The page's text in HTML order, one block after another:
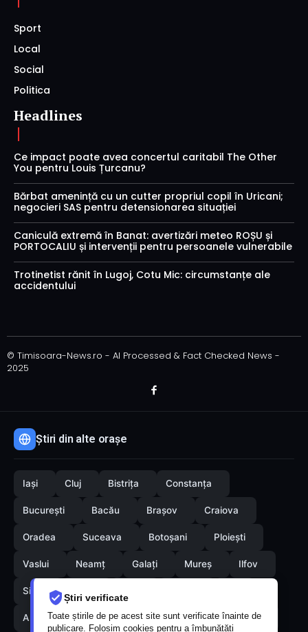
Știri verificate
Toate știrile de pe acest site sunt verificate înainte de
publicare. Folosim cookies pentru a îmbunătăți
Sport
Local
Social
Politica
Headlines
Ce impact poate avea concertul caritabil The Other
You pentru Louis Țurcanu?
Bărbat amenință cu un cutter propriul copil în Uricani;
negocieri SAS pentru detensionarea situației
Caniculă extremă în Banat: avertizări meteo ROȘU și
PORTOCALIU și intervenții pentru persoanele vulnerabile
Trotinetist rănit în Lugoj, Cotu Mic: circumstanțe ale
accidentului
© Timisoara-News.ro - AI Processed & Fact Checked News -
2025
Știri din alte orașe
Iași Cluj Bistrița Constanța
București Bacău Brașov Craiova
Oradea Suceava Botoșani Ploiești
Vaslui Neamț Galați Mureș Ilfov
Sibiu
Arges Maramures Vrancea Satumare